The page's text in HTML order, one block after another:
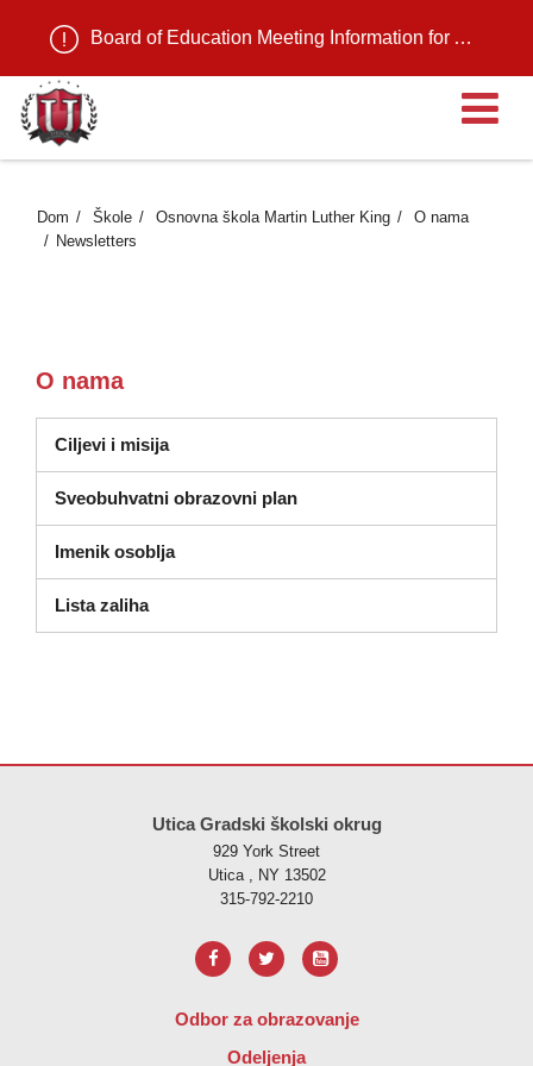
Board of Education Meeting Information for August 11, 2026
Dom Škole Osnovna škola Martin Luther King
O nama
Newsletters
O nama
Ciljevi i misija
Sveobuhvatni obrazovni plan
Imenik osoblja
Lista zaliha(otvara se u novom prozoru)
Utica Gradski školski okrug
929 York Street
Utica , NY 13502
315-792-2210
Odbor za obrazovanje
Odeljenja